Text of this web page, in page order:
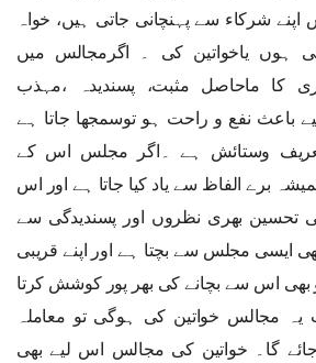
شرکاء سے پہنچانی جاتی ہیں، خواہ
ہوں یاخواتین کی ۔ اگرمجالس میں
کا ماحاصل مثبت، پسندیدہ ،مہذب
باعث نفع و راحت ہو توسمجھا جاتا ہے
وستائش ہے ۔اگر مجلس اس کے
برے الفاظ سے یاد کیا جاتا ہے اور اس
تحسین بھری نظروں اور پسندیدگی سے
بھی ایسی مجلس سے بچتا ہے اور اپنے قریبی
کو بھی اس سے بچانے کی بھر پور کوشش کرتا
مجالس خواتین کی ہوگی تو معاملہ
گا۔ خواتین کی مجالس اس لیے بھی